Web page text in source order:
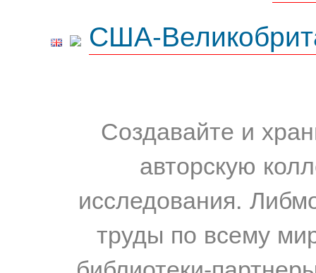
США-
Создавайте и
авторскую
исследования.
труды по всему